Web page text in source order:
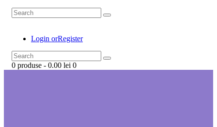
Login orRegister
0 produse - 0.00 lei 0